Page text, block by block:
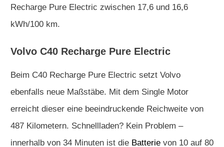
Recharge Pure Electric zwischen 17,6 und 16,6
kWh/100 km.
Volvo C40 Recharge Pure Electric
Beim C40 Recharge Pure Electric setzt Volvo
ebenfalls neue Maßstäbe. Mit dem Single Motor
erreicht dieser eine beeindruckende Reichweite von
487 Kilometern. Schnellladen? Kein Problem –
innerhalb von 34 Minuten ist die Batterie von 10 auf 80